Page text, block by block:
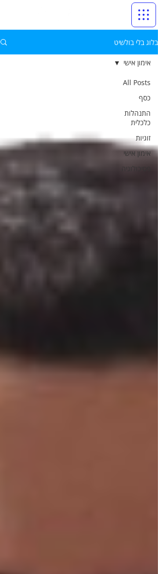
בלוג בלי בולשיט
All Posts
כסף
התנהלות
כלכלית
זוגיות
אימון אישי
פסיכולוגיה
אימון אישי